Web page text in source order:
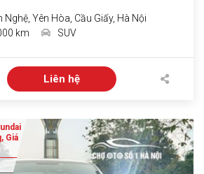
Nghệ, Yên Hòa, Cầu Giấy, Hà Nội
km SUV
Liên hệ
Giá